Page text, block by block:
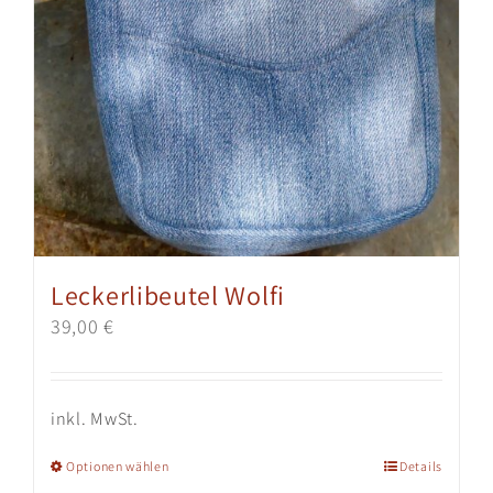
Leckerlibeutel Wolfi
39,00€
inkl. MwSt.
Optionen wählenDieses
Details